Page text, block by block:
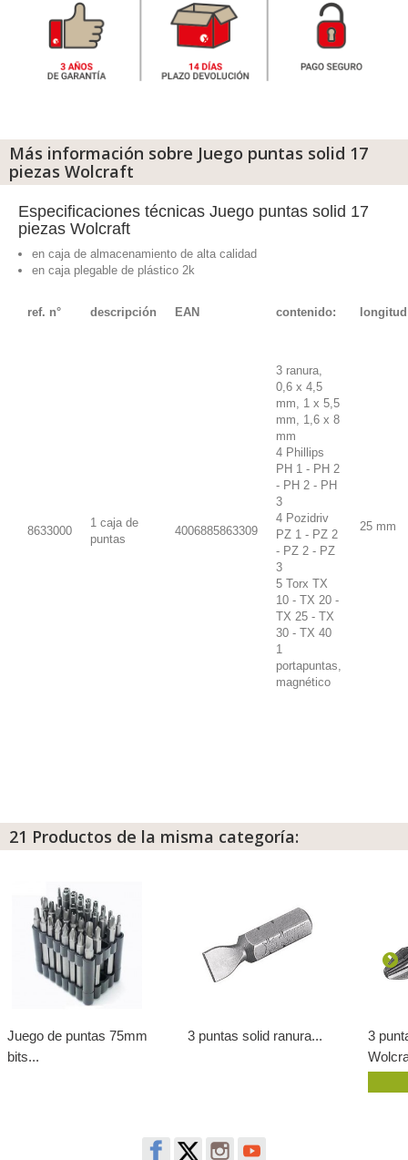
Más información sobre Juego puntas solid 17
piezas Wolcraft
Especificaciones técnicas Juego puntas solid 17
piezas Wolcraft
en caja de almacenamiento de alta calidad
en caja plegable de plástico 2k
ref. n° descripción EAN contenido: longitud
8633000
1 caja de
puntas
4006885863309
3 ranura,
0,6 x 4,5
mm, 1 x 5,5
mm, 1,6 x 8
mm
4 Phillips
PH 1 - PH 2
- PH 2 - PH
3
4 Pozidriv
PZ 1 - PZ 2
- PZ 2 - PZ
3
5 Torx TX
10 - TX 20 -
TX 25 - TX
30 - TX 40
1
portapuntas,
magnético
25 mm
21 Productos de la misma categoría:
Juego de puntas 75mm
bits...
3 puntas solid ranura...
3